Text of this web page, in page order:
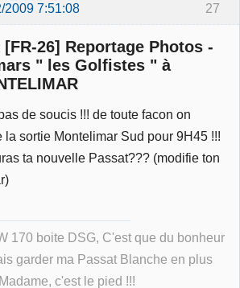
27
2009 7:51:08
[FR-26] Reportage Photos -
" les Golfistes " à
de soucis !!! de toute facon on
la sortie Montelimar Sud pour 9H45 !!!
ta nouvelle Passat??? (modifie ton
170 boite DSG, C'est que du bonheur
garder ma Passat Blanche en plus
c'est le pied !!!